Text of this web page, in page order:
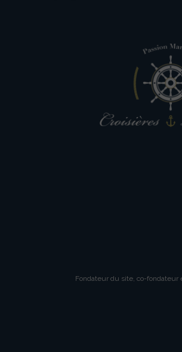
Fondateur du site, co-fondateur